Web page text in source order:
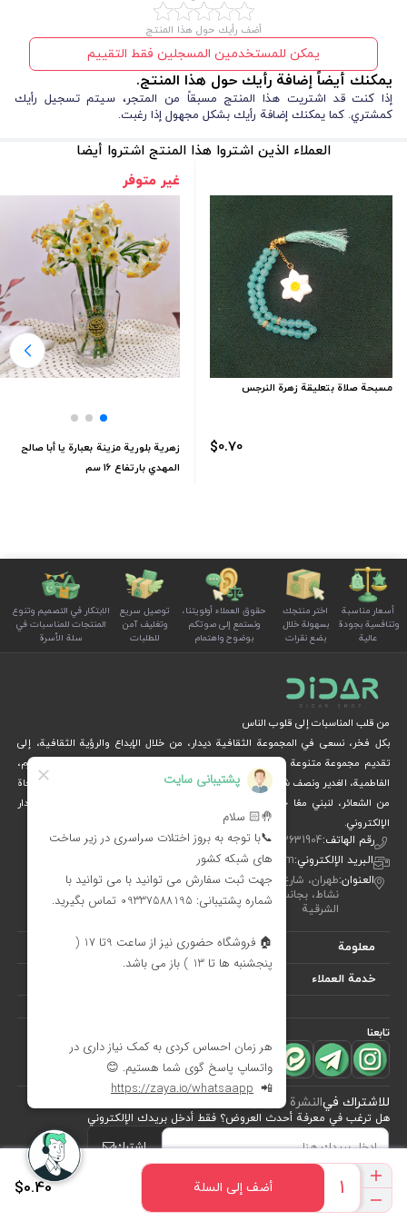
$0.40 أضف إلى السلة
الورق عالي الجودة ومناسب للكتابة بجميع أنواع الأقلام.
٣. كم عدد الأوراق؟
يحتوي الدفتر على٤٢ ورقة
٥. هل يناسب الاستخدام اليومي؟
نعم، فبفضل حجمه الصغير ووزنه الخفيف يصبح حمله واستخدامه يوميا أمرا
سهلا.
42 برگ
أضف رأيك حول هذا المنتج
يمكن للمستخدمين المسجلين فقط التقييم
يمكنك أيضاً إضافة رأيك حول هذا المنتج.
إذا كنت قد اشتريت هذا المنتج مسبقاً من المتجر، سيتم تسجيل رأيك
كمشتري. كما يمكنك إضافة رأيك بشكل مجهول إذا رغبت.
العملاء الذين اشتروا هذا المنتج اشتروا أيضا
مسبحة صلاة بتعليقة زهرة النرجس
$0.70
غير متوفر
زهرية بلورية مزينة بعبارة يا أبا صالح
المهدي بارتفاع 16 سم
أسعار مناسبة
وتنافسية بجودة
عالية
اختر منتجك
بسهولة خلال
بضع نقرات
حقوق العملاء أولويتنا،
ونستمع إلى صوتكم
بوضوح واهتمام
توصيل سريع
وتغليف آمن
للطلبات
الابتكار في التصميم وتنوع
المنتجات للمناسبات في
سلة الأسرة
من قلب المناسبات إلى قلوب الناس
بكل فخر، نسعى في المجموعة الثقافية ديدار، من خلال الإبداع والرؤية الثقافية، إلى
تقديم مجموعة متنوعة من المنتجات الخاصة بالمناسبات الوطنية والدينية، مثل محرم،
الفاطمية، الغدير ونصف شعبان، عبر متجرنا الإلكتروني. نُهديكم هدايا فريدة وزينة مستوحاة
من الشعائر، لنبني معًا جسرًا جميلاً بين التقاليد والفن والحياة المعاصرة. متجر ديدار
الإلكتروني.
رقم الهاتف:00982122631904
البريد الإلكتروني:info[at]didareshop.com
العنوان:طهران، شارع شريعتي، فوق قُلهَك، شارع الشهيد كلاهدوز، تقاطع
نشاط، بجانب متجر «نيكو تن بوش»، رقم 357، الطابق الأول – الجهة
الشرقية
معلومة
خدمة العملاء
تابعنا
للاشتراك فيالنشرة البريدية
هل ترغب في معرفة أحدث العروض؟ فقط أدخل بريدك الإلكتروني
اشترك
طراحی، توسعه و اجرای فروشگاه اینترنتی توسط:
Powered by nopCommerce